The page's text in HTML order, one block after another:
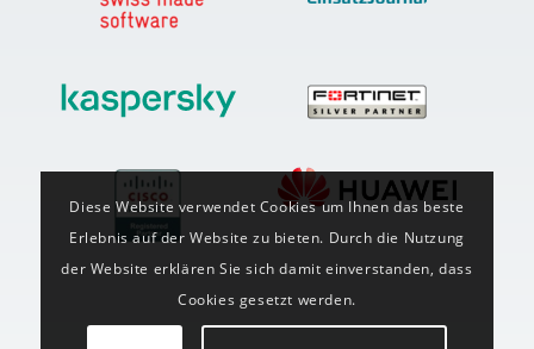
Diese Website verwendet Cookies um Ihnen das beste
Erlebnis auf der Website zu bieten. Durch die Nutzung
der Website erklären Sie sich damit einverstanden, dass
Cookies gesetzt werden.